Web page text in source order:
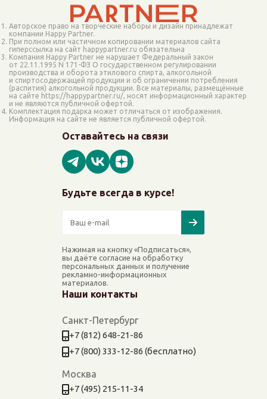
Авторское право на творческие наборы и дизайн принадлежат
компании Happy Partner.
При полном или частичном копировании материалов сайта
гиперссылка на сайт happypartner.ru обязательна
Компания Happy Partner не нарушает Федеральный закон
от 22.11.1995 N 171-ФЗ О государственном регулировании
производства и оборота этилового спирта, алкогольной
и спиртосодержащей продукции и об ограничении потребления
(распития) алкогольной продукции. Все материалы, размещённые
на сайте https://happypartner.ru/, носят информационный характер
и не являются публичной офертой.
Комплектация подарка может отличаться от изображения.
Информация на сайте не является публичной офертой.
Оставайтесь на связи
Будьте всегда в курсе!
Нажимая на кнопку «Подписаться»,
вы даёте согласие на обработку
персональных данных и получение
рекламно-информационных
материалов.
Наши контакты
Санкт-Петербург
+7 (812) 648-21-86
+7 (800) 333-12-86 (бесплатно)
Москва
+7 (495) 215-11-34